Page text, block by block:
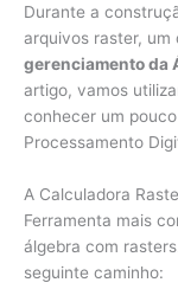
Durante a
arquivos raster, um
gerenciamento da
artigo, vamos
conhecer um
Processamento
A Calculadora
Ferramenta mais
álgebra com
seguinte caminho: